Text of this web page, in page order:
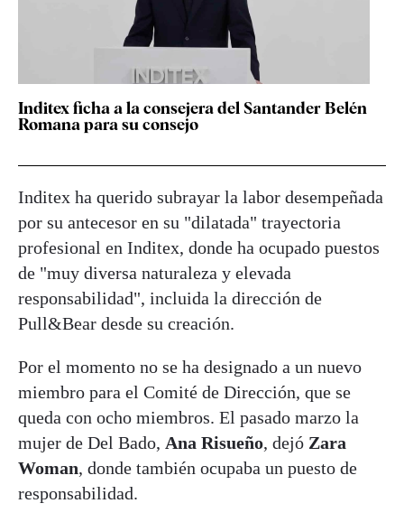
Inditex ficha a la consejera del Santander Belén
Romana para su consejo
Inditex ha querido subrayar la labor desempeñada
por su antecesor en su "dilatada" trayectoria
profesional en Inditex, donde ha ocupado puestos
de "muy diversa naturaleza y elevada
responsabilidad", incluida la dirección de
Pull&Bear desde su creación.
Por el momento no se ha designado a un nuevo
miembro para el Comité de Dirección, que se
queda con ocho miembros. El pasado marzo la
mujer de Del Bado, Ana Risueño, dejó Zara
Woman, donde también ocupaba un puesto de
responsabilidad.